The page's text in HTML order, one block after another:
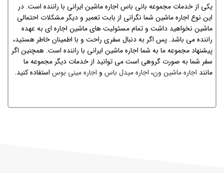
یکی از خدمات مجموعه بانی باس اجاره ماشین ایرانی با راننده است. در
این نوع اجاره ماشین شما نگرانی از بابت تعمیر و دیگر مشکلات احتمالی
ماشین نخواهید داشت و تمام مسئولیت های ماشین اجاره ای به عهده
راننده می باشد. پس اگر به دنبال سفری راحت و با اطمینان خاطر هستید،
پیشنهاد مجموعه ما به شما اجاره ماشین ایرانی با راننده است. همچنین اگر
سفر شما به صورت گروهی است می توانید از خدمات دیگر مجموعه ما
مانند اجاره ماشین ون، اجاره میدل باس و اجاره مینی بوس استفاده کنید.